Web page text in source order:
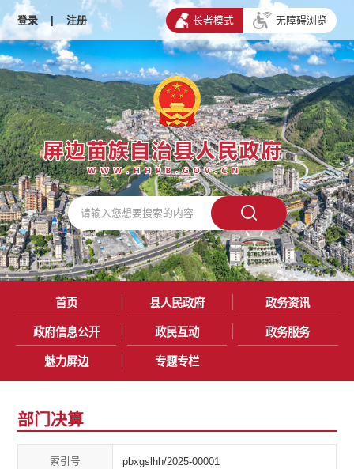
登录 | 注册 长者模式 无障碍浏览
首页 县人民政府 政务资讯
政府信息公开 政民互动 政务服务
魅力屏边 专题专栏
部门决算
索引号 pbxgslhh/2025-00001